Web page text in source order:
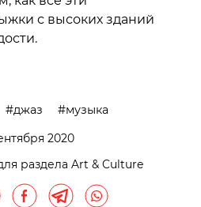
с высоких зданий
джаз
музыка
2020
раздела Art & Culture